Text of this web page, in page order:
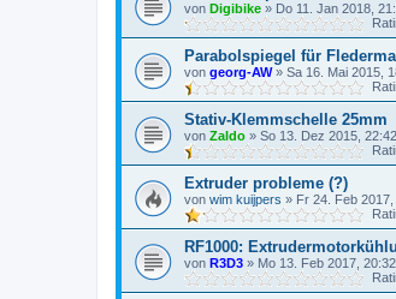
von Digibike » Do 11. Jan 2018,
Parabolspiegel für
von georg-AW» Sa 16. Mai 2015,
Stativ-Klemmschelle 25mm
von Zaldo » So 13. Dez 2015, 22:42
Extruder probleme (?)
von wim kuijpers » Fr 24. Feb
RF1000:
von R3D3 » Mo 13. Feb 2017, 20:32